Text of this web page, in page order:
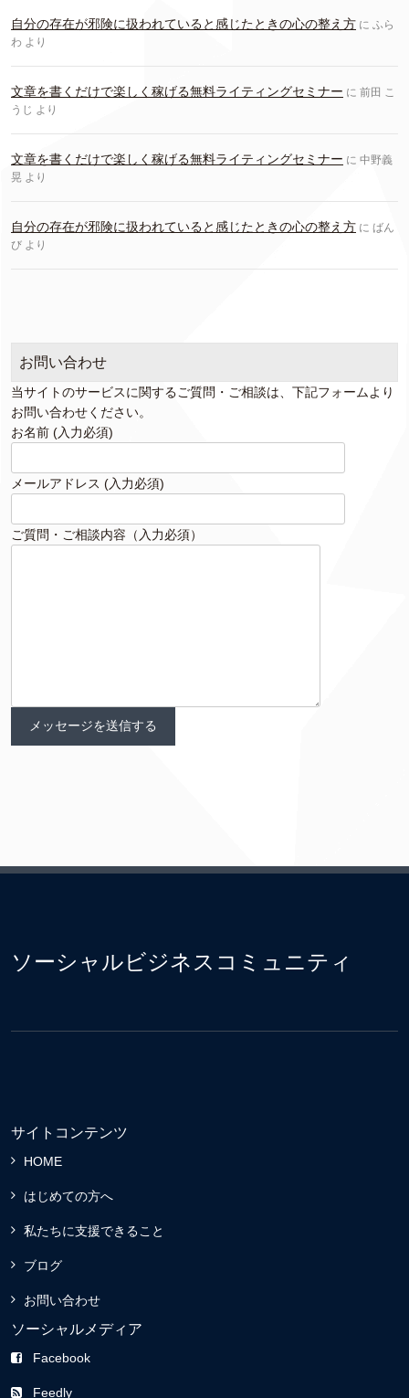
自分の存在が邪険に扱われていると感じたときの心の整え方 に ふら
わ より
文章を書くだけで楽しく稼げる無料ライティングセミナー に 前田 こ
うじ より
文章を書くだけで楽しく稼げる無料ライティングセミナー に 中野義
晃 より
自分の存在が邪険に扱われていると感じたときの心の整え方 に ばん
び より
お問い合わせ
当サイトのサービスに関するご質問・ご相談は、下記フォームより
お問い合わせください。
お名前 (入力必須)
メールアドレス (入力必須)
ご質問・ご相談内容（入力必須）
ソーシャルビジネスコミュニティ
サイトコンテンツ
HOME
はじめての方へ
私たちに支援できること
ブログ
お問い合わせ
ソーシャルメディア
Facebook
Feedly